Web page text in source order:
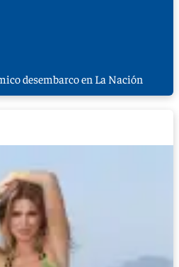
desembarco en La Nación